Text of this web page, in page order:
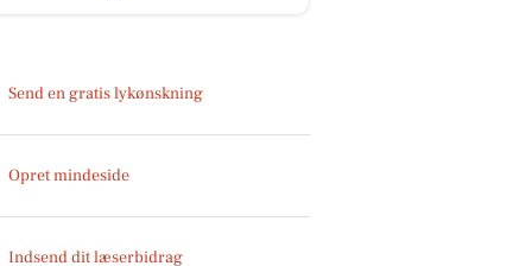
Send en gratis lykønskning
Opret mindeside
Indsend dit læserbidrag